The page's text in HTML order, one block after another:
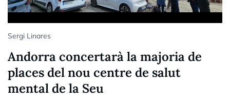
Sergi Linares
Andorra concertarà la majoria de
places del nou centre de salut
mental de la Seu